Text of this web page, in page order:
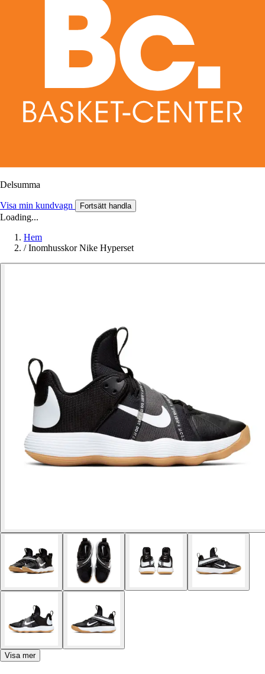
Delsumma
Visa min kundvagn Fortsätt handla
Loading...
Hem
/ Inomhusskor Nike Hyperset
Visa mer